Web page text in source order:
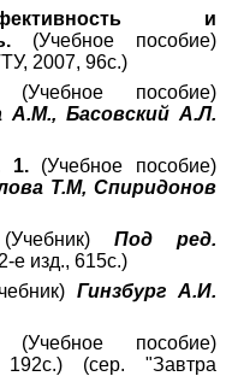
и
(Учебное пособие)
2007, 96с.)
(Учебное пособие)
А.М., Басовский А.Л.
1.(Учебное пособие)
Т.М, Спиридонов
Под ред.
е изд., 615с.)
Гинзбург А.И.
(Учебное пособие)
(сер. "Завтра